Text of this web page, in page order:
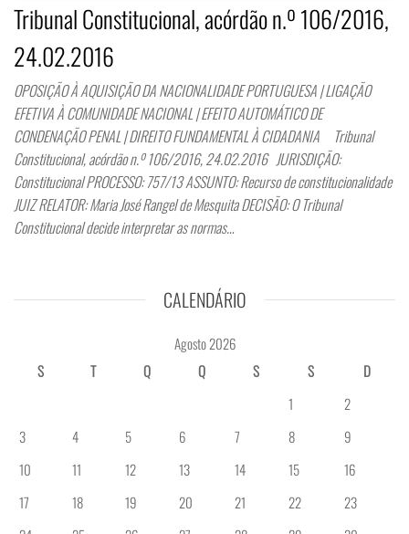
Tribunal Constitucional, acórdão n.º 106/2016,
24.02.2016
OPOSIÇÃO À AQUISIÇÃO DA NACIONALIDADE PORTUGUESA | LIGAÇÃO
EFETIVA À COMUNIDADE NACIONAL | EFEITO AUTOMÁTICO DE
CONDENAÇÃO PENAL | DIREITO FUNDAMENTAL À CIDADANIA Tribunal
Constitucional, acórdão n.º 106/2016, 24.02.2016 JURISDIÇÃO:
Constitucional PROCESSO: 757/13 ASSUNTO: Recurso de constitucionalidade
JUIZ RELATOR: Maria José Rangel de Mesquita DECISÃO: O Tribunal
Constitucional decide interpretar as normas…
CALENDÁRIO
Agosto 2026
S
T Q Q S S
D
1
2
3
4 5 6 7 8
9
10
11 12 13 14 15
16
17
18 19 20 21 22
23